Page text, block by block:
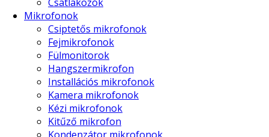
Mikrofonok
Csiptetős mikrofonok
Fejmikrofonok
Fülmonitorok
Hangszermikrofon
Installációs mikrofonok
Kamera mikrofonok
Kézi mikrofonok
Kitűző mikrofon